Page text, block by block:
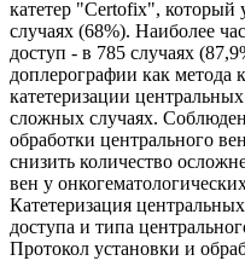
катетер "Certofix", который
случаях (68%). Наиболее
доступ - в 785 случаях
доплерографии как метода
катетеризации
сложных случаях.
обработки центрального
снизить количество
вен у
Катетеризация
доступа и типа
Протокол установки и